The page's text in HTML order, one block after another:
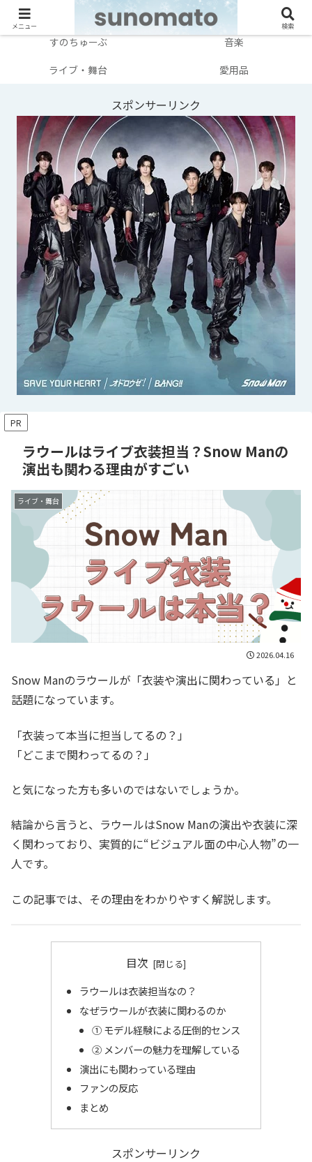
メンバー別
テレビ・映画
すのちゅーぶ
音楽
ライブ・舞台
愛用品
スポンサーリンク
PR
ラウールはライブ衣装担当？Snow Manの
演出も関わる理由がすごい
ライブ・舞台
2026.04.16
Snow Manのラウールが「衣装や演出に関わっている」と
話題になっています。
「衣装って本当に担当してるの？」
「どこまで関わってるの？」
と気になった方も多いのではないでしょうか。
結論から言うと、ラウールはSnow Manの演出や衣装に深
く関わっており、実質的に“ビジュアル面の中心人物”の一
人です。
この記事では、その理由をわかりやすく解説します。
目次
ラウールは衣装担当なの？
なぜラウールが衣装に関わるのか
① モデル経験による圧倒的センス
② メンバーの魅力を理解している
演出にも関わっている理由
ファンの反応
まとめ
スポンサーリンク
メニュー 検索